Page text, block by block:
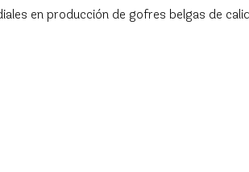
en producción de gofres belgas de